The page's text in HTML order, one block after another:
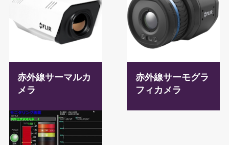
赤外線サーマルカ
メラ
赤外線サーモグラ
フィカメラ